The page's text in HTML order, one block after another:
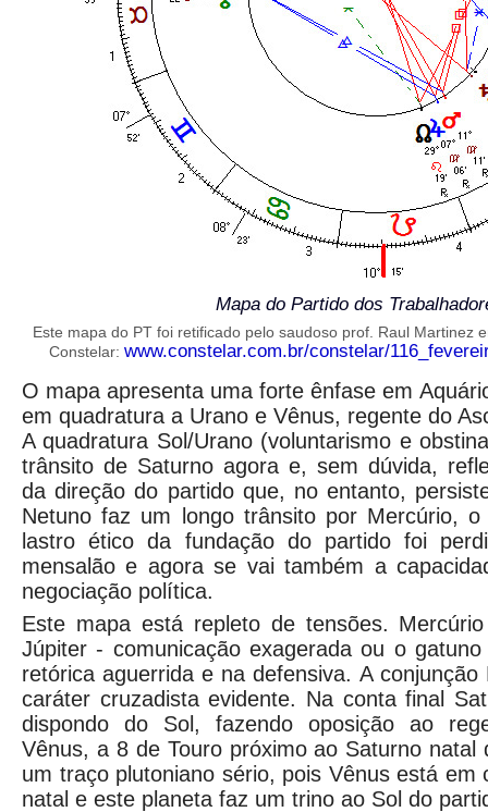
Mapa do Partido dos
Este mapa do PT foi retificado pelo saudoso prof. Raul Martinez
Constelar: www.constelar.com.br/constelar/
O mapa apresenta uma forte ênfase em
em quadratura a Urano e Vênus, regente do
A quadratura Sol/Urano (voluntarismo e
trânsito de Saturno agora e, sem dúvida,
da direção do partido que, no entanto,
Netuno faz um longo trânsito por Mercúrio,
lastro ético da fundação do partido foi
mensalão e agora se vai também a
negociação política.
Este mapa está repleto de tensões.
Júpiter - comunicação exagerada ou o
retórica aguerrida e na defensiva. A
caráter cruzadista evidente. Na conta final
dispondo do Sol, fazendo oposição ao
Vênus, a 8 de Touro próximo ao Saturno natal
um traço plutoniano sério, pois Vênus está em
natal e este planeta faz um trino ao Sol do